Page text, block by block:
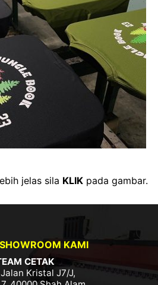
jelas sila KLIKpada gambar.
KAMI
CETAK
Kristal J7/J,